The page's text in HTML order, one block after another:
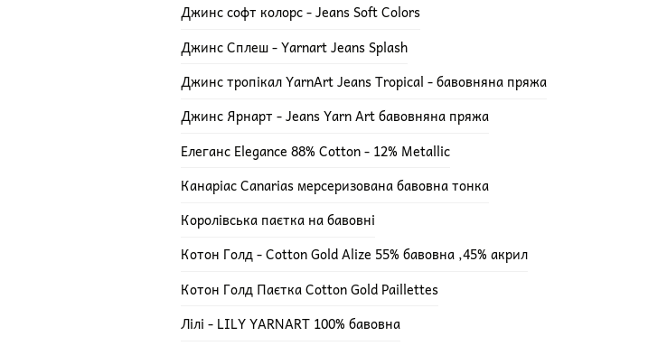
Джинс софт колорс - Jeans Soft Colors
Джинс Сплеш - Yarnart Jeans Splash
Джинс тропікал YarnArt Jeans Tropical - бавовняна пряжа
Джинс Ярнарт - Jeans Yarn Art бавовняна пряжа
Елеганс Elegance 88% Cotton - 12% Metallic
Канаріас Canarias мерсеризована бавовна тонка
Королівська паєтка на бавовні
Котон Голд - Cotton Gold Alize 55% бавовна ,45% акрил
Котон Голд Паєтка Cotton Gold Paillettes
Лілі - LILY YARNART 100% бавовна